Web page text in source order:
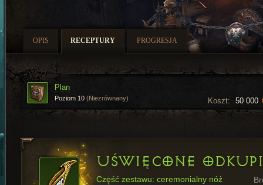
OPIS RECEPTURY PROGRESJA
Koszt: 50 000
Plan
Poziom 10 (Niezrównany)
UŚWIĘCONE
Część zestawu: ceremonialny nóż